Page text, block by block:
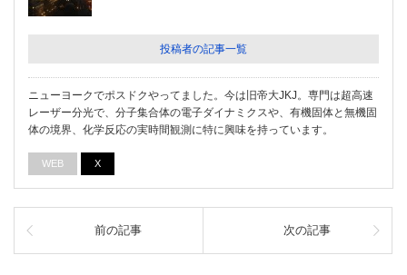
投稿者の記事一覧
ニューヨークでポスドクやってました。今は旧帝大JKJ。専門は超高速
レーザー分光で、分子集合体の電子ダイナミクスや、有機固体と無機固
体の境界、化学反応の実時間観測に特に興味を持っています。
WEB X
前の記事 次の記事